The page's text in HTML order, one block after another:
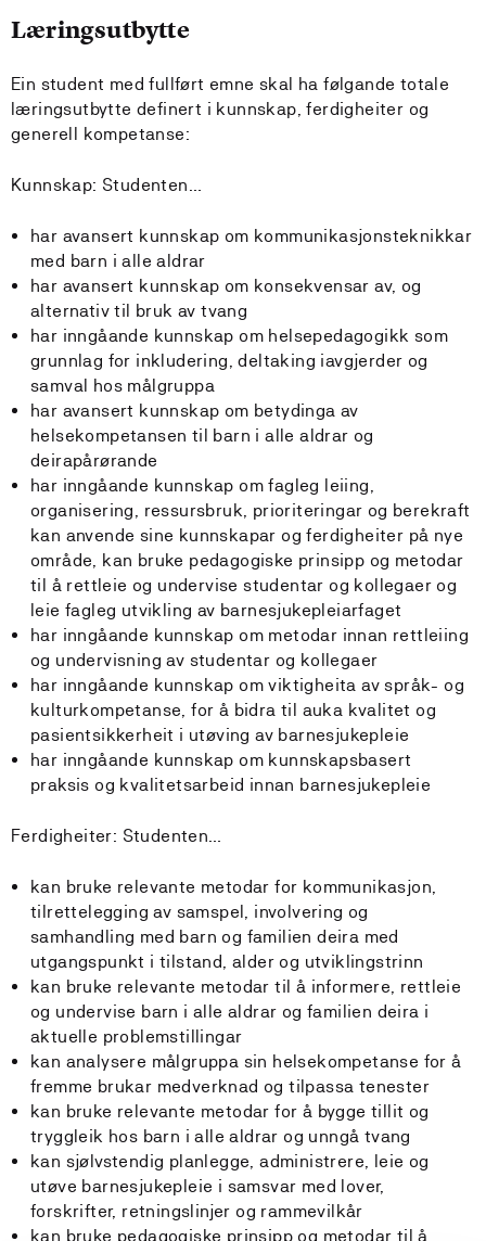
Læringsutbytte
Ein student med fullført emne skal ha følgande totale
læringsutbytte definert i kunnskap, ferdigheiter og
generell kompetanse:
Kunnskap: Studenten…
har avansert kunnskap om kommunikasjonsteknikkar
med barn i alle aldrar
har avansert kunnskap om konsekvensar av, og
alternativ til bruk av tvang
har inngåande kunnskap om helsepedagogikk som
grunnlag for inkludering, deltaking iavgjerder og
samval hos målgruppa
har avansert kunnskap om betydinga av
helsekompetansen til barn i alle aldrar og
deirapårørande
har inngåande kunnskap om fagleg leiing,
organisering, ressursbruk, prioriteringar og berekraft
kan anvende sine kunnskapar og ferdigheiter på nye
område, kan bruke pedagogiske prinsipp og metodar
til å rettleie og undervise studentar og kollegaer og
leie fagleg utvikling av barnesjukepleiarfaget
har inngåande kunnskap om metodar innan rettleiing
og undervisning av studentar og kollegaer
har inngåande kunnskap om viktigheita av språk- og
kulturkompetanse, for å bidra til auka kvalitet og
pasientsikkerheit i utøving av barnesjukepleie
har inngåande kunnskap om kunnskapsbasert
praksis og kvalitetsarbeid innan barnesjukepleie
Ferdigheiter: Studenten…
kan bruke relevante metodar for kommunikasjon,
tilrettelegging av samspel, involvering og
samhandling med barn og familien deira med
utgangspunkt i tilstand, alder og utviklingstrinn
kan bruke relevante metodar til å informere, rettleie
og undervise barn i alle aldrar og familien deira i
aktuelle problemstillingar
kan analysere målgruppa sin helsekompetanse for å
fremme brukar medverknad og tilpassa tenester
kan bruke relevante metodar for å bygge tillit og
tryggleik hos barn i alle aldrar og unngå tvang
kan sjølvstendig planlegge, administrere, leie og
utøve barnesjukepleie i samsvar med lover,
forskrifter, retningslinjer og rammevilkår
kan bruke pedagogiske prinsipp og metodar til å